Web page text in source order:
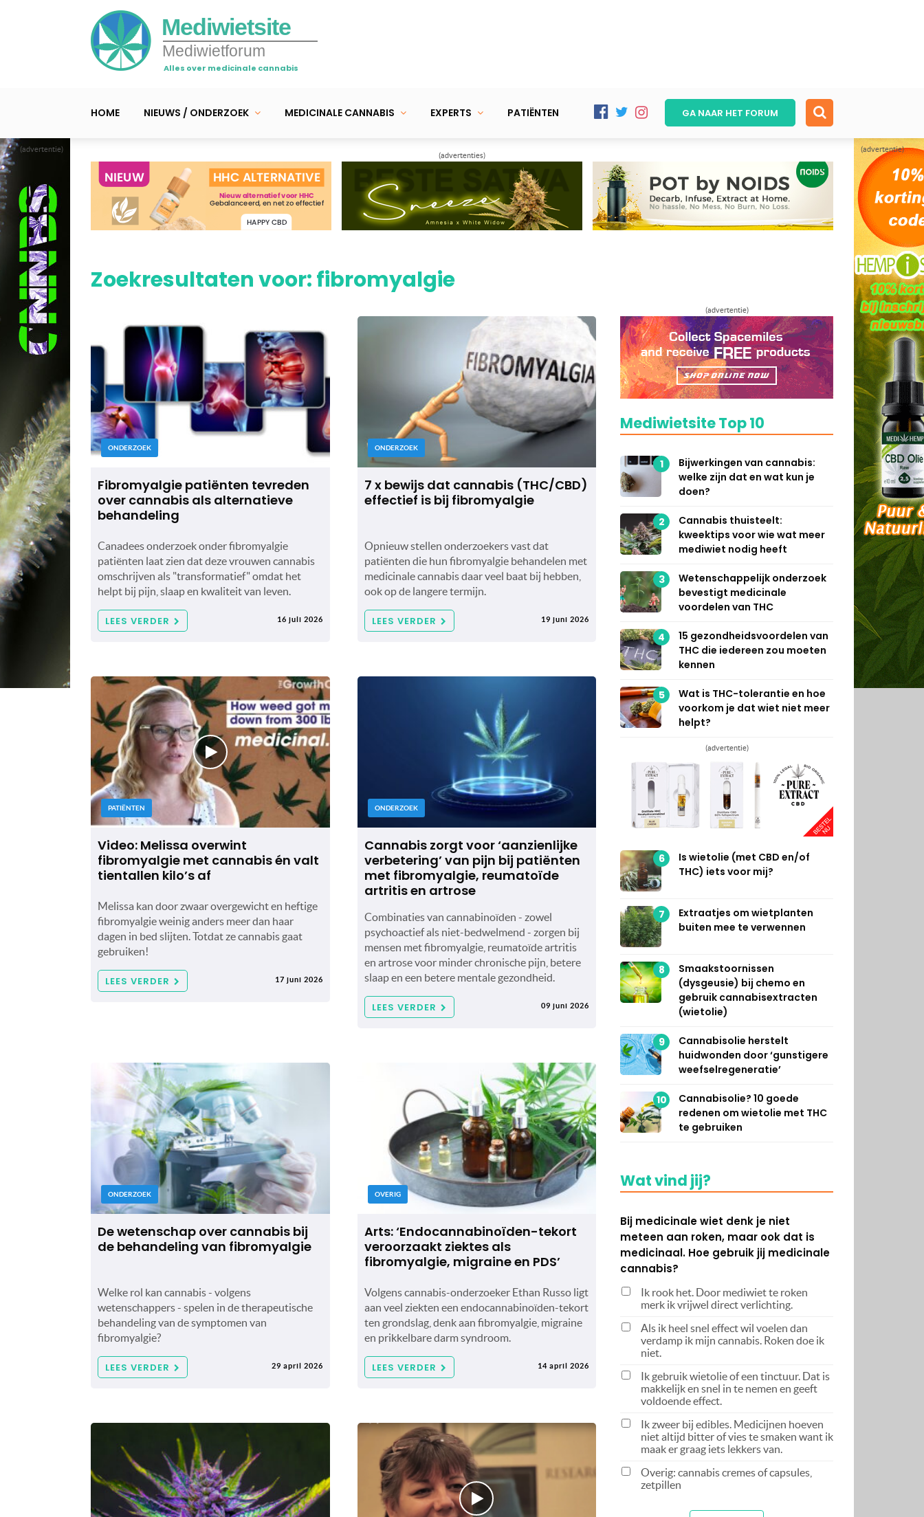
(advertentie) (advertentie)
Mediwietsite
Mediwietforum
Alles over medicinale cannabis
HOME NIEUWS / ONDERZOEK MEDICINALE CANNABIS EXPERTS PATIËNTEN GA NAAR HET FORUM
(advertenties)
Zoekresultaten voor: fibromyalgie
ONDERZOEK
Fibromyalgie patiënten tevreden
over cannabis als alternatieve
behandeling
Canadees onderzoek onder fibromyalgie
patiënten laat zien dat deze vrouwen cannabis
omschrijven als "transformatief" omdat het
helpt bij pijn, slaap en kwaliteit van leven.
LEES VERDER 16 juli 2026
ONDERZOEK
7 x bewijs dat cannabis (THC/CBD)
effectief is bij fibromyalgie
Opnieuw stellen onderzoekers vast dat
patiënten die hun fibromyalgie behandelen met
medicinale cannabis daar veel baat bij hebben,
ook op de langere termijn.
LEES VERDER 19 juni 2026
PATIËNTEN
Video: Melissa overwint
fibromyalgie met cannabis én valt
tientallen kilo’s af
Melissa kan door zwaar overgewicht en heftige
fibromyalgie weinig anders meer dan haar
dagen in bed slijten. Totdat ze cannabis gaat
gebruiken!
LEES VERDER 17 juni 2026
ONDERZOEK
Cannabis zorgt voor ‘aanzienlijke
verbetering’ van pijn bij patiënten
met fibromyalgie, reumatoïde
artritis en artrose
Combinaties van cannabinoïden - zowel
psychoactief als niet-bedwelmend - zorgen bij
mensen met fibromyalgie, reumatoïde artritis
en artrose voor minder chronische pijn, betere
slaap en een betere mentale gezondheid.
LEES VERDER 09 juni 2026
ONDERZOEK
De wetenschap over cannabis bij
de behandeling van fibromyalgie
Welke rol kan cannabis - volgens
wetenschappers - spelen in de therapeutische
behandeling van de symptomen van
fibromyalgie?
LEES VERDER 29 april 2026
OVERIG
Arts: ‘Endocannabinoïden-tekort
veroorzaakt ziektes als
fibromyalgie, migraine en PDS’
Volgens cannabis-onderzoeker Ethan Russo ligt
aan veel ziekten een endocannabinoïden-tekort
ten grondslag, denk aan fibromyalgie, migraine
en prikkelbare darm syndroom.
LEES VERDER 14 april 2026
(advertentie)
Mediwietsite Top 10
1
Bijwerkingen van cannabis:
welke zijn dat en wat kun je
doen?
2
Cannabis thuisteelt:
kweektips voor wie wat meer
mediwiet nodig heeft
3
Wetenschappelijk onderzoek
bevestigt medicinale
voordelen van THC
4
15 gezondheidsvoordelen van
THC die iedereen zou moeten
kennen
5
Wat is THC-tolerantie en hoe
voorkom je dat wiet niet meer
helpt?
(advertentie)
6
Is wietolie (met CBD en/of
THC) iets voor mij?
7
Extraatjes om wietplanten
buiten mee te verwennen
8
Smaakstoornissen
(dysgeusie) bij chemo en
gebruik cannabisextracten
(wietolie)
9
Cannabisolie herstelt
huidwonden door ‘gunstigere
weefselregeneratie’
10
Cannabisolie? 10 goede
redenen om wietolie met THC
te gebruiken
Wat vind jij?
Bij medicinale wiet denk je niet
meteen aan roken, maar ook dat is
medicinaal. Hoe gebruik jij medicinale
cannabis?
Ik rook het. Door mediwiet te roken
merk ik vrijwel direct verlichting.
Als ik heel snel effect wil voelen dan
verdamp ik mijn cannabis. Roken doe ik
niet.
Ik gebruik wietolie of een tinctuur. Dat is
makkelijk en snel in te nemen en geeft
voldoende effect.
Ik zweer bij edibles. Medicijnen hoeven
niet altijd bitter of vies te smaken want ik
maak er graag iets lekkers van.
Overig: cannabis cremes of capsules,
zetpillen